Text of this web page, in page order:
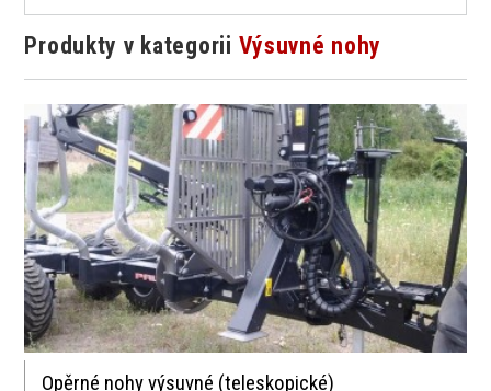
Produkty v kategorii Výsuvné nohy
Opěrné nohy výsuvné (teleskopické)